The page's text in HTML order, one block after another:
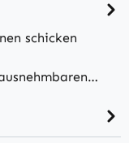
schicken